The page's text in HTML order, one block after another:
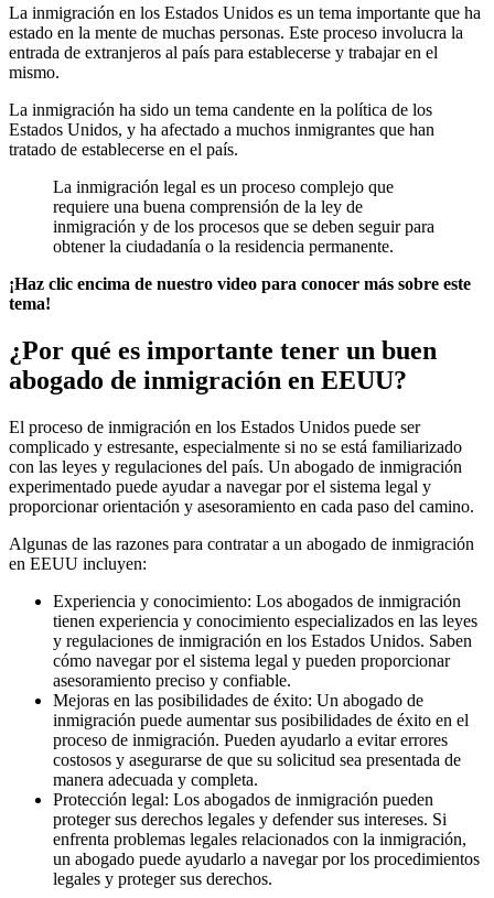
La inmigración en los Estados Unidos es un tema importante que ha
estado en la mente de muchas personas. Este proceso involucra la
entrada de extranjeros al país para establecerse y trabajar en el
mismo.
La inmigración ha sido un tema candente en la política de los
Estados Unidos, y ha afectado a muchos inmigrantes que han
tratado de establecerse en el país.
La inmigración legal es un proceso complejo que
requiere una buena comprensión de la ley de
inmigración y de los procesos que se deben seguir para
obtener la ciudadanía o la residencia permanente.
¡Haz clic encima de nuestro video para conocer más sobre este
tema!
¿Por qué es importante tener un buen
abogado de inmigración en EEUU?
El proceso de inmigración en los Estados Unidos puede ser
complicado y estresante, especialmente si no se está familiarizado
con las leyes y regulaciones del país. Un abogado de inmigración
experimentado puede ayudar a navegar por el sistema legal y
proporcionar orientación y asesoramiento en cada paso del camino.
Algunas de las razones para contratar a un abogado de inmigración
en EEUU incluyen:
Experiencia y conocimiento: Los abogados de inmigración
tienen experiencia y conocimiento especializados en las leyes
y regulaciones de inmigración en los Estados Unidos. Saben
cómo navegar por el sistema legal y pueden proporcionar
asesoramiento preciso y confiable.
Mejoras en las posibilidades de éxito: Un abogado de
inmigración puede aumentar sus posibilidades de éxito en el
proceso de inmigración. Pueden ayudarlo a evitar errores
costosos y asegurarse de que su solicitud sea presentada de
manera adecuada y completa.
Protección legal: Los abogados de inmigración pueden
proteger sus derechos legales y defender sus intereses. Si
enfrenta problemas legales relacionados con la inmigración,
un abogado puede ayudarlo a navegar por los procedimientos
legales y proteger sus derechos.